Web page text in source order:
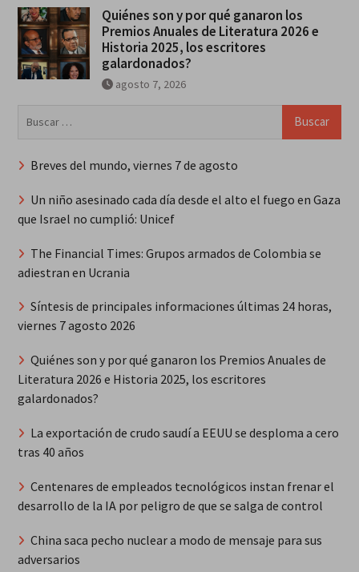
Quiénes son y por qué ganaron los
Premios Anuales de Literatura 2026 e
Historia 2025, los escritores
galardonados?
agosto 7, 2026
Breves del mundo, viernes 7 de agosto
Un niño asesinado cada día desde el alto el fuego en Gaza
que Israel no cumplió: Unicef
The Financial Times: Grupos armados de Colombia se
adiestran en Ucrania
Síntesis de principales informaciones últimas 24 horas,
viernes 7 agosto 2026
Quiénes son y por qué ganaron los Premios Anuales de
Literatura 2026 e Historia 2025, los escritores
galardonados?
La exportación de crudo saudí a EEUU se desploma a cero
tras 40 años
Centenares de empleados tecnológicos instan frenar el
desarrollo de la IA por peligro de que se salga de control
China saca pecho nuclear a modo de mensaje para sus
adversarios